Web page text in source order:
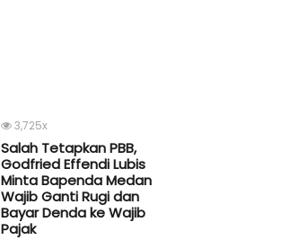
3,725x
Salah Tetapkan PBB,
Godfried Effendi Lubis
Minta Bapenda Medan
Wajib Ganti Rugi dan
Bayar Denda ke Wajib
Pajak